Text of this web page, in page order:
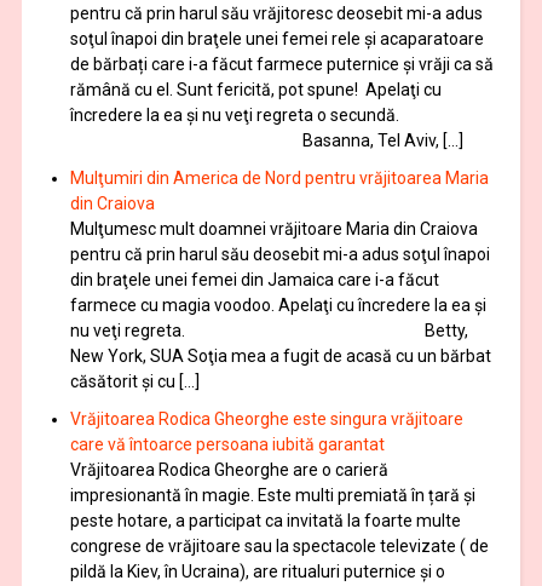
pentru că prin harul său vrăjitoresc deosebit mi-a adus
soţul înapoi din braţele unei femei rele și acaparatoare
de bărbați care i-a făcut farmece puternice și vrăji ca să
rămână cu el. Sunt fericită, pot spune! Apelaţi cu
încredere la ea şi nu veţi regreta o secundă.
Basanna, Tel Aviv, […]
Mulţumiri din America de Nord pentru vrăjitoarea Maria
din Craiova
Mulţumesc mult doamnei vrăjitoare Maria din Craiova
pentru că prin harul său deosebit mi-a adus soţul înapoi
din braţele unei femei din Jamaica care i-a făcut
farmece cu magia voodoo. Apelaţi cu încredere la ea şi
nu veţi regreta. Betty,
New York, SUA Soţia mea a fugit de acasă cu un bărbat
căsătorit și cu […]
Vrăjitoarea Rodica Gheorghe este singura vrăjitoare
care vă întoarce persoana iubită garantat
Vrăjitoarea Rodica Gheorghe are o carieră
impresionantă în magie. Este multi premiată în țară și
peste hotare, a participat ca invitată la foarte multe
congrese de vrăjitoare sau la spectacole televizate ( de
pildă la Kiev, în Ucraina), are ritualuri puternice și o